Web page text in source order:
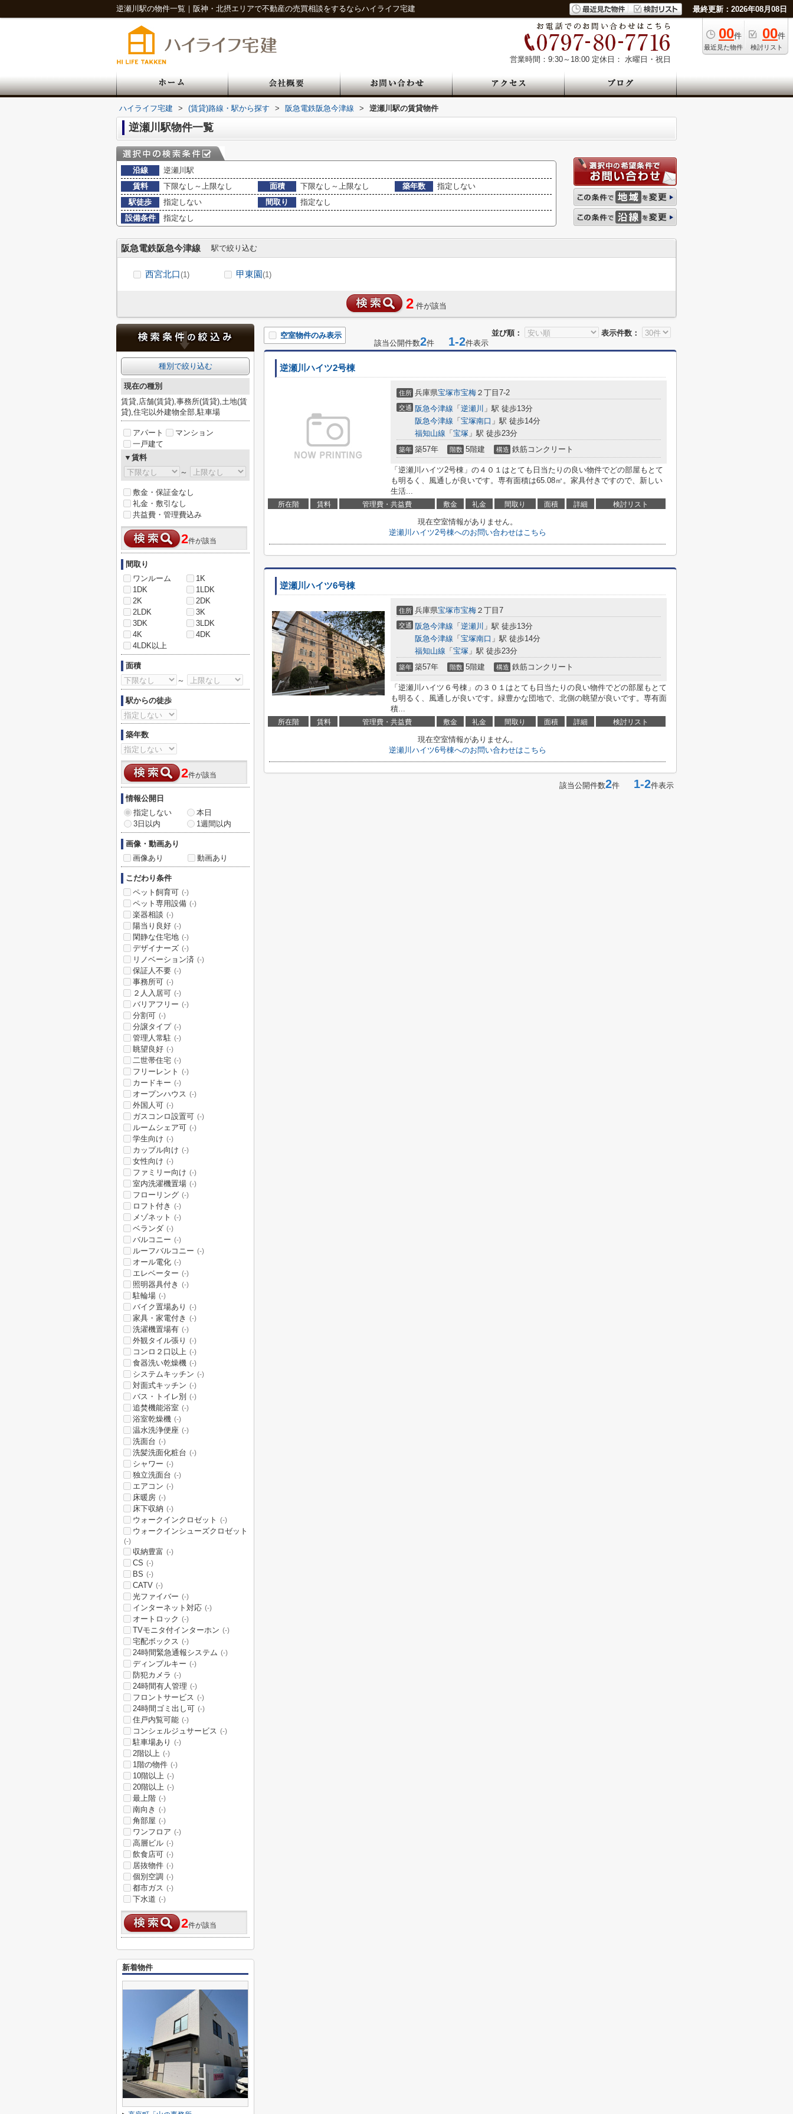
逆瀬川駅の物件一覧｜阪神・北摂エリアで不動産の売買相談をするならハイライフ宅建 最終更新：2026年08月08日
00件
最近見た物件
00件
検討リスト
営業時間：9:30～18:00 定休日： 水曜日・祝日
ハイライフ宅建 > (賃貸)路線・駅から探す > 阪急電鉄阪急今津線 > 逆瀬川駅の賃貸物件
逆瀬川駅物件一覧
沿線
逆瀬川駅
賃料
下限なし～上限なし 面積 下限なし～上限なし 築年数
指定しない
駅徒歩
指定しない 間取り
指定なし
設備条件
指定なし
阪急電鉄阪急今津線 駅で絞り込む
西宮北口(1) 甲東園(1)
2 件が該当
並び順： 表示件数：
空室物件のみ表示
該当公開件数2件 1-2件表示
逆瀬川ハイツ2号棟
住所 兵庫県宝塚市宝梅 ２丁目7-2
交通 阪急今津線 「 逆瀬川 」駅 徒歩13分
阪急今津線 「 宝塚南口 」駅 徒歩14分
福知山線 「 宝塚 」駅 徒歩23分
築年 築57年 階数 5階建 構造 鉄筋コンクリート
「逆瀬川ハイツ2号棟」の４０１はとても日当たりの良い物件でどの部屋もとて
も明るく、風通しが良いです。専有面積は65.08㎡。家具付きですので、新しい
生活...
所在階 賃料 管理費・共益費 敷金 礼金 間取り 面積 詳細 検討リスト
現在空室情報がありません。
逆瀬川ハイツ2号棟へのお問い合わせはこちら
逆瀬川ハイツ6号棟
住所 兵庫県宝塚市宝梅 ２丁目7
交通 阪急今津線 「 逆瀬川 」駅 徒歩13分
阪急今津線 「 宝塚南口 」駅 徒歩14分
福知山線 「 宝塚 」駅 徒歩23分
築年 築57年 階数 5階建 構造 鉄筋コンクリート
「逆瀬川ハイツ６号棟」の３０１はとても日当たりの良い物件でどの部屋もとて
も明るく、風通しが良いです。緑豊かな団地で、北側の眺望が良いです。専有面
積...
所在階 賃料 管理費・共益費 敷金 礼金 間取り 面積 詳細 検討リスト
現在空室情報がありません。
逆瀬川ハイツ6号棟へのお問い合わせはこちら
該当公開件数2件 1-2件表示
種別で絞り込む
現在の種別
賃貸,店舗(賃貸),事務所(賃貸),土地(賃
貸),住宅以外建物全部,駐車場
アパート
マンション
一戸建て
▼賃料
～
敷金・保証金なし
礼金・敷引なし
共益費・管理費込み
2件が該当
間取り
ワンルーム
1K
1DK
1LDK
2K
2DK
2LDK
3K
3DK
3LDK
4K
4DK
4LDK以上
面積
～
駅からの徒歩
築年数
2件が該当
情報公開日
指定しない
本日
3日以内
1週間以内
画像・動画あり
画像あり
動画あり
こだわり条件
ペット飼育可 (-)
ペット専用設備 (-)
楽器相談 (-)
陽当り良好 (-)
閑静な住宅地 (-)
デザイナーズ (-)
リノベーション済 (-)
保証人不要 (-)
事務所可 (-)
２人入居可 (-)
バリアフリー (-)
分割可 (-)
分譲タイプ (-)
管理人常駐 (-)
眺望良好 (-)
二世帯住宅 (-)
フリーレント (-)
カードキー (-)
オープンハウス (-)
外国人可 (-)
ガスコンロ設置可 (-)
ルームシェア可 (-)
学生向け (-)
カップル向け (-)
女性向け (-)
ファミリー向け (-)
室内洗濯機置場 (-)
フローリング (-)
ロフト付き (-)
メゾネット (-)
ベランダ (-)
バルコニー (-)
ルーフバルコニー (-)
オール電化 (-)
エレベーター (-)
照明器具付き (-)
駐輪場 (-)
バイク置場あり (-)
家具・家電付き (-)
洗濯機置場有 (-)
外観タイル張り (-)
コンロ２口以上 (-)
食器洗い乾燥機 (-)
システムキッチン (-)
対面式キッチン (-)
バス・トイレ別 (-)
追焚機能浴室 (-)
浴室乾燥機 (-)
温水洗浄便座 (-)
洗面台 (-)
洗髪洗面化粧台 (-)
シャワー (-)
独立洗面台 (-)
エアコン (-)
床暖房 (-)
床下収納 (-)
ウォークインクロゼット (-)
ウォークインシューズクロゼット
(-)
収納豊富 (-)
CS (-)
BS (-)
CATV (-)
光ファイバー (-)
インターネット対応 (-)
オートロック (-)
TVモニタ付インターホン (-)
宅配ボックス (-)
24時間緊急通報システム (-)
ディンプルキー (-)
防犯カメラ (-)
24時間有人管理 (-)
フロントサービス (-)
24時間ゴミ出し可 (-)
住戸内覧可能 (-)
コンシェルジュサービス (-)
駐車場あり (-)
2階以上 (-)
1階の物件 (-)
10階以上 (-)
20階以上 (-)
最上階 (-)
南向き (-)
角部屋 (-)
ワンフロア (-)
高層ビル (-)
飲食店可 (-)
居抜物件 (-)
個別空調 (-)
都市ガス (-)
下水道 (-)
2件が該当
新着物件